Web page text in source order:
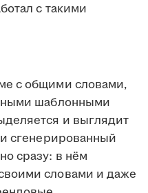
с такими
с общими словами,
шаблонными
и выглядит
сгенерированный
сразу: в нём
словами и даже